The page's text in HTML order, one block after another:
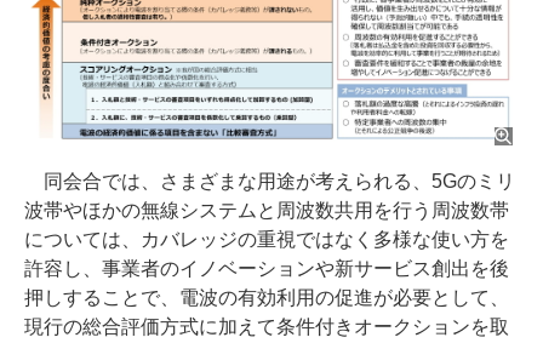
同会合では、さまざまな用途が考えられる、5Gのミリ
波帯やほかの無線システムと周波数共用を行う周波数帯
については、カバレッジの重視ではなく多様な使い方を
許容し、事業者のイノベーションや新サービス創出を後
押しすることで、電波の有効利用の促進が必要として、
現行の総合評価方式に加えて条件付きオークションを取